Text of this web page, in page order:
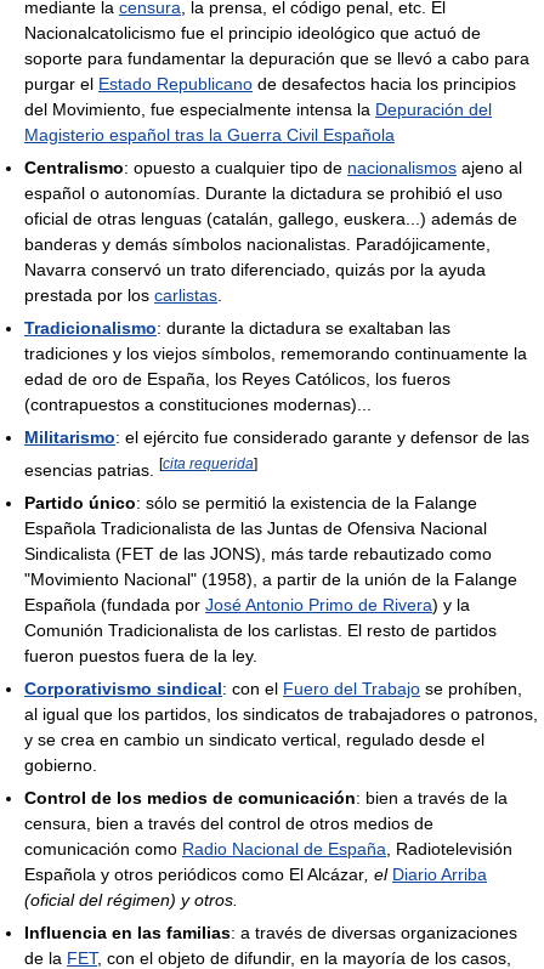
mediante la censura , la prensa, el código penal, etc. El
Nacionalcatolicismo fue el principio ideológico que actuó de
soporte para fundamentar la depuración que se llevó a cabo para
purgar el Estado Republicano de desafectos hacia los principios
del Movimiento, fue especialmente intensa la Depuración del
Magisterio español tras la Guerra Civil Española
Centralismo: opuesto a cualquier tipo de nacionalismos ajeno al
español o autonomías. Durante la dictadura se prohibió el uso
oficial de otras lenguas (catalán, gallego, euskera...) además de
banderas y demás símbolos nacionalistas. Paradójicamente,
Navarra conservó un trato diferenciado, quizás por la ayuda
prestada por los carlistas
Tradicionalismo: durante la dictadura se exaltaban las
tradiciones y los viejos símbolos, rememorando continuamente la
edad de oro de España, los Reyes Católicos, los fueros
(contrapuestos a constituciones modernas)...
Militarismo: el ejército fue considerado garante y defensor de las
esencias patrias.
[cita requerida]
Partido único: sólo se permitió la existencia de la Falange
Española Tradicionalista de las Juntas de Ofensiva Nacional
Sindicalista (FET de las JONS), más tarde rebautizado como
"Movimiento Nacional" (1958), a partir de la unión de la Falange
Española (fundada por José Antonio Primo de Rivera) y la
Comunión Tradicionalista de los carlistas. El resto de partidos
fueron puestos fuera de la ley.
Corporativismo sindical: con el Fuero del Trabajo se prohíben,
al igual que los partidos, los sindicatos de trabajadores o patronos,
y se crea en cambio un sindicato vertical, regulado desde el
gobierno.
Control de los medios de comunicación: bien a través de la
censura, bien a través del control de otros medios de
comunicación como Radio Nacional de España , Radiotelevisión
Española y otros periódicos como El Alcázar , el Diario Arriba
(oficial del régimen) y otros.
Influencia en las familias: a través de diversas organizaciones
de la FET, con el objeto de difundir, en la mayoría de los casos,